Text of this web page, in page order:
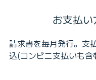
お支払
請求書を毎月発行。支
込(コンビニ支払いも含